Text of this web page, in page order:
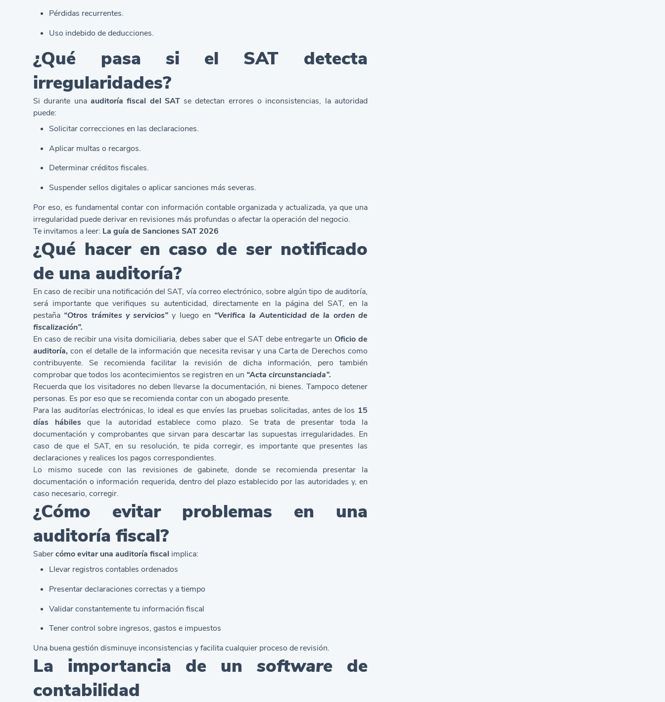
Pérdidas recurrentes.
Uso indebido de deducciones.
¿Qué pasa si el SAT detecta
irregularidades?
Si durante unaauditoría fiscal del SATse detectan errores o inconsistencias, la autoridad
puede:
Solicitar correcciones en las declaraciones.
Aplicar multas o recargos.
Determinar créditos fiscales.
Suspender sellos digitales o aplicar sanciones más severas.
Por eso, es fundamental contar con información contable organizada y actualizada, ya que una
irregularidad puede derivar en revisiones más profundas o afectar la operación del negocio.
Te invitamos a leer: La guía de Sanciones SAT 2026
¿Qué hacer en caso de ser notificado
de una auditoría?
En caso de recibir una notificación del SAT, vía correo electrónico, sobre algún tipo de auditoría,
será importante que verifiques su autenticidad, directamente en la página del SAT, en la
pestaña “Otros trámites y servicios” y luego en “Verifica la Autenticidad de la orden de
fiscalización”.
En caso de recibir una visita domiciliaria, debes saber que el SAT debe entregarte un Oficio de
auditoría, con el detalle de la información que necesita revisar y una Carta de Derechos como
contribuyente. Se recomienda facilitar la revisión de dicha información, pero también
comprobar que todos los acontecimientos se registren en un “Acta circunstanciada”.
Recuerda que los visitadores no deben llevarse la documentación, ni bienes. Tampoco detener
personas. Es por eso que se recomienda contar con un abogado presente.
Para las auditorías electrónicas, lo ideal es que envíes las pruebas solicitadas, antes de los 15
días hábilesque la autoridad establece como plazo. Se trata de presentar toda la
documentación y comprobantes que sirvan para descartar las supuestas irregularidades. En
caso de que el SAT, en su resolución, te pida corregir, es importante que presentes las
declaraciones y realices los pagos correspondientes.
Lo mismo sucede con las revisiones de gabinete, donde se recomienda presentar la
documentación o información requerida, dentro del plazo establecido por las autoridades y, en
caso necesario, corregir.
¿Cómo evitar problemas en una
auditoría fiscal?
Sabercómo evitar una auditoría fiscal implica:
Llevar registros contables ordenados
Presentar declaraciones correctas y a tiempo
Validar constantemente tu información fiscal
Tener control sobre ingresos, gastos e impuestos
Una buena gestión disminuye inconsistencias y facilita cualquier proceso de revisión.
La importancia de un softwarede
contabilidad